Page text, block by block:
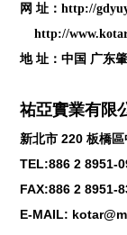
网 址： http://
http://
地 址：中国 广东
祐亞實業有限
新北市220 板橋
TEL:886 2 8951-
FAX:886 2 8951-
E-MAIL: